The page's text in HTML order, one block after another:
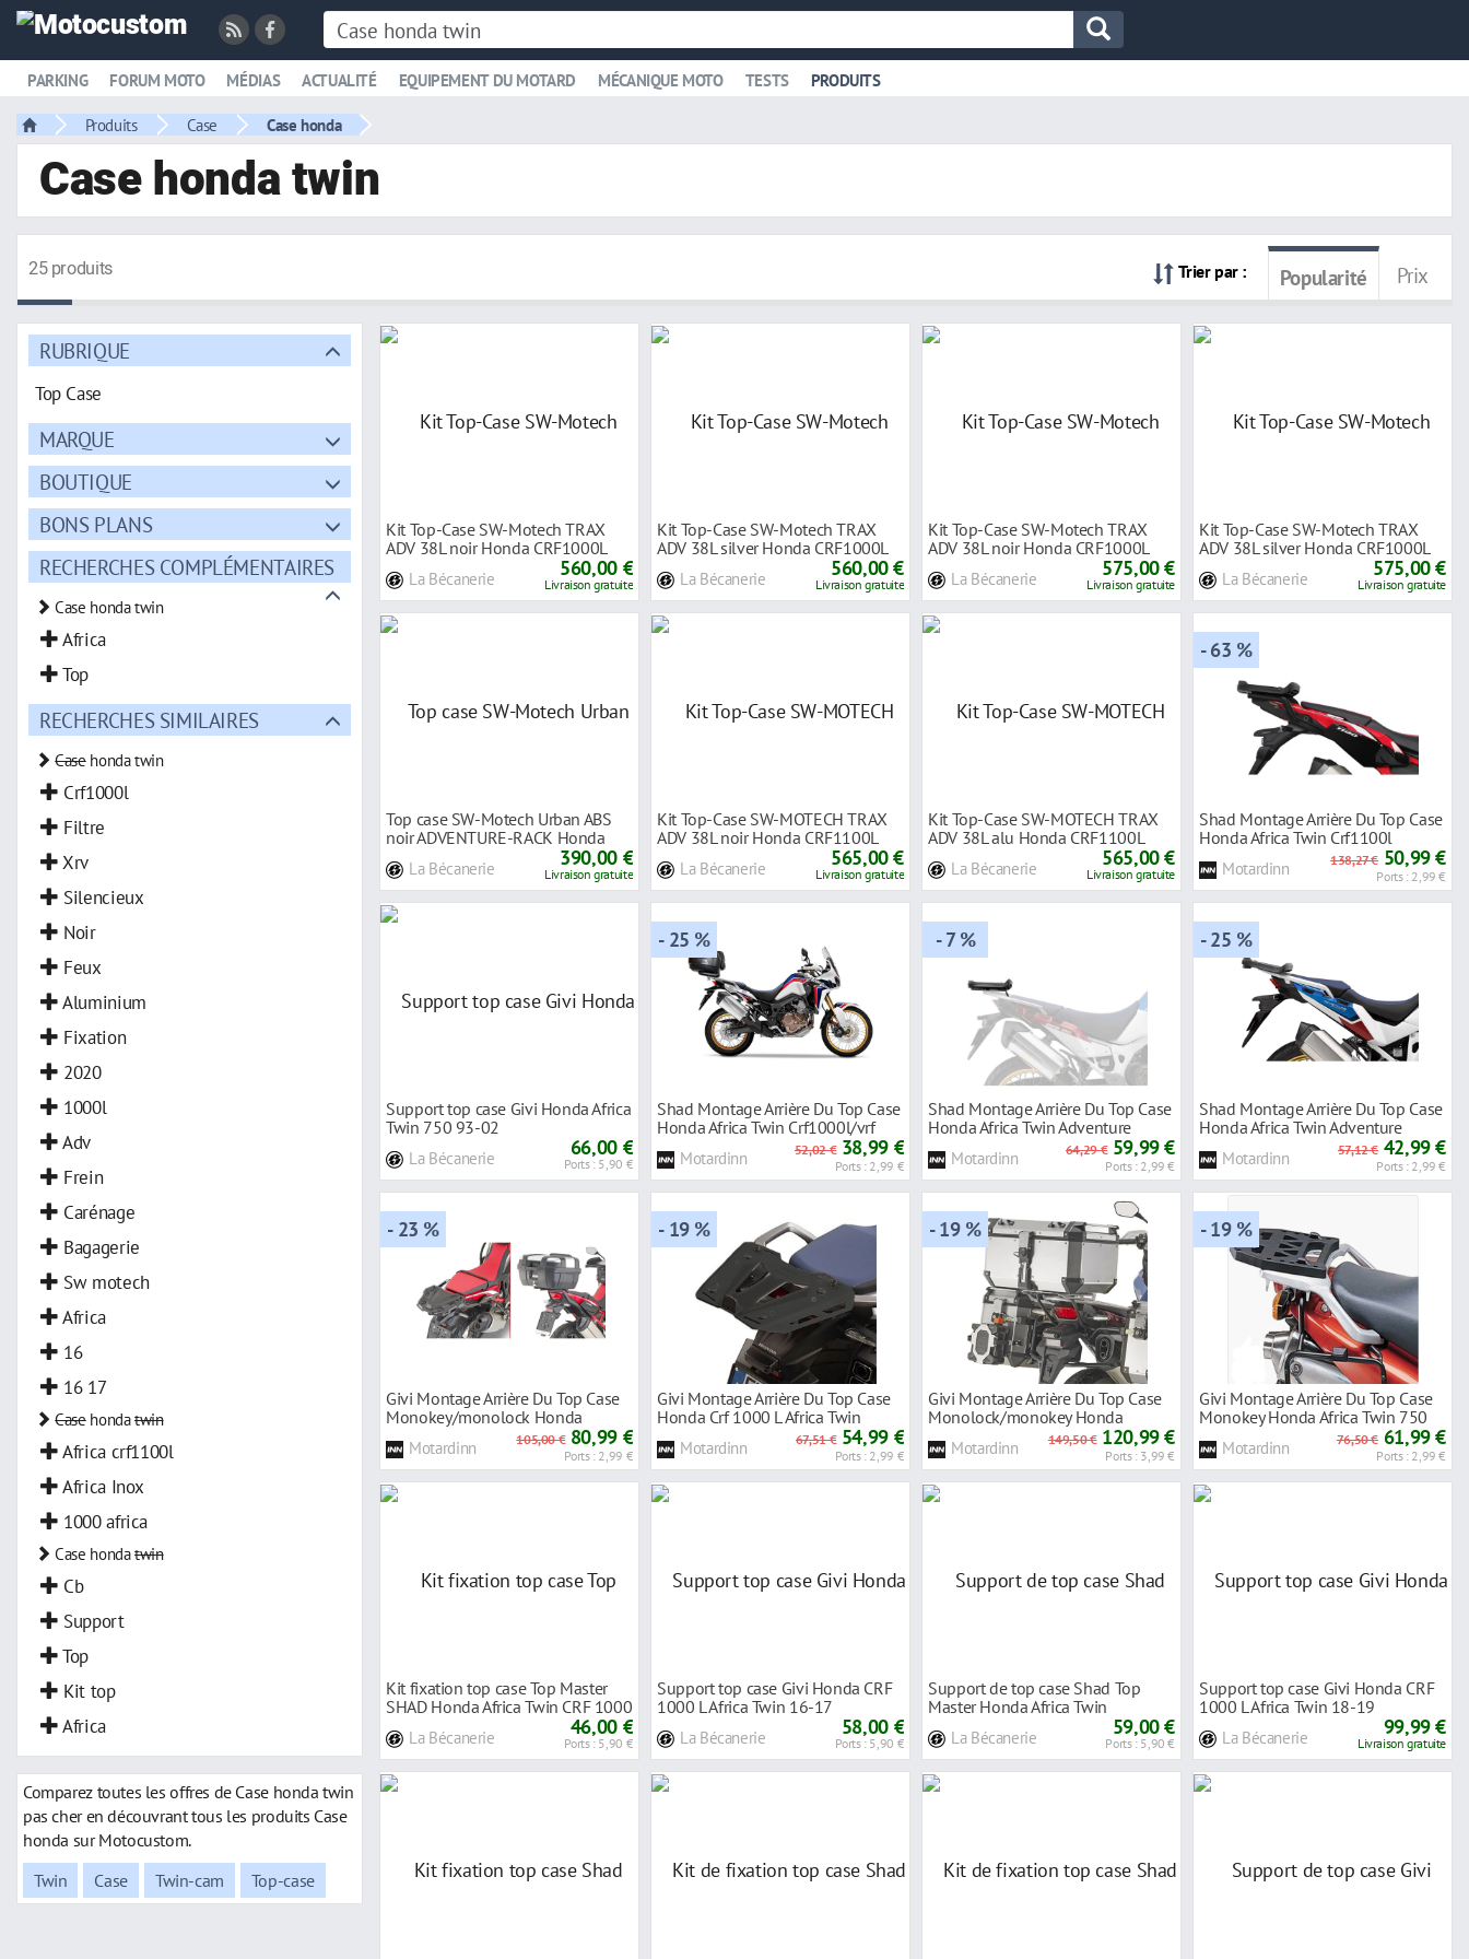
PARKING FORUM MOTO MÉDIAS ACTUALITÉ EQUIPEMENT DU MOTARD MÉCANIQUE MOTO TESTS PRODUITS
Produits Case Case honda
Case honda twin
25 produits Trier par : Popularité Prix
RUBRIQUE
Top Case
MARQUE
BOUTIQUE
BONS PLANS
RECHERCHES COMPLÉMENTAIRES
Case honda twin
Africa
Top
RECHERCHES SIMILAIRES
Casehonda twin
Crf1000l
Filtre
Xrv
Silencieux
Noir
Feux
Aluminium
Fixation
2020
1000l
Adv
Frein
Carénage
Bagagerie
Sw motech
Africa
16
16 17
Casehondatwin
Africa crf1100l
Africa Inox
1000 africa
Case hondatwin
Cb
Support
Top
Kit top
Africa
Comparez toutes les offres de Case honda twin
pas cher en découvrant tous les produits Case
honda sur Motocustom.
Twin
Case Twin-cam Top-case
Kit Top-Case SW-Motech TRAX
ADV 38L noir Honda CRF1000L
La Bécanerie 560,00 €
Livraison gratuite
Kit Top-Case SW-Motech TRAX
ADV 38L silver Honda CRF1000L
La Bécanerie 560,00 €
Livraison gratuite
Kit Top-Case SW-Motech TRAX
ADV 38L noir Honda CRF1000L
La Bécanerie 575,00 €
Livraison gratuite
Kit Top-Case SW-Motech TRAX
ADV 38L silver Honda CRF1000L
La Bécanerie 575,00 €
Livraison gratuite
Top case SW-Motech Urban ABS
noir ADVENTURE-RACK Honda
La Bécanerie 390,00 €
Livraison gratuite
Kit Top-Case SW-MOTECH TRAX
ADV 38L noir Honda CRF1100L
La Bécanerie 565,00 €
Livraison gratuite
Kit Top-Case SW-MOTECH TRAX
ADV 38L alu Honda CRF1100L
La Bécanerie 565,00 €
Livraison gratuite
- 63 %
Shad Montage Arrière Du Top Case
Honda Africa Twin Crf1100l
Motardinn 138,27 € 50,99 €
Ports : 2,99 €
Support top case Givi Honda Africa
Twin 750 93-02
La Bécanerie 66,00 €
Ports : 5,90 €
- 25 %
Shad Montage Arrière Du Top Case
Honda Africa Twin Crf1000l/vrf
Motardinn 52,02 € 38,99 €
Ports : 2,99 €
- 7 %
Shad Montage Arrière Du Top Case
Honda Africa Twin Adventure
Motardinn 64,29 € 59,99 €
Ports : 2,99 €
- 25 %
Shad Montage Arrière Du Top Case
Honda Africa Twin Adventure
Motardinn 57,12 € 42,99 €
Ports : 2,99 €
- 23 %
Givi Montage Arrière Du Top Case
Monokey/monolock Honda
Crf1100l Africa Twin
Motardinn 105,00 € 80,99 €
Ports : 2,99 €
- 19 %
Givi Montage Arrière Du Top Case
Honda Crf 1000 L Africa Twin
Motardinn 67,51 € 54,99 €
Ports : 2,99 €
- 19 %
Givi Montage Arrière Du Top Case
Monolock/monokey Honda
Crf1000l Africa Twin Adventure
SportsMotardinn 149,50 € 120,99 €
Ports : 3,99 €
- 19 %
Givi Montage Arrière Du Top Case
Monokey Honda Africa Twin 750
Motardinn 76,50 € 61,99 €
Ports : 2,99 €
Kit fixation top case Top Master
SHAD Honda Africa Twin CRF 1000
La Bécanerie 46,00 €
Ports : 5,90 €
Support top case Givi Honda CRF
1000 L Africa Twin 16-17
La Bécanerie 58,00 €
Ports : 5,90 €
Support de top case Shad Top
Master Honda Africa Twin
La Bécanerie 59,00 €
Ports : 5,90 €
Support top case Givi Honda CRF
1000 L Africa Twin 18-19
La Bécanerie 99,99 €
Livraison gratuite